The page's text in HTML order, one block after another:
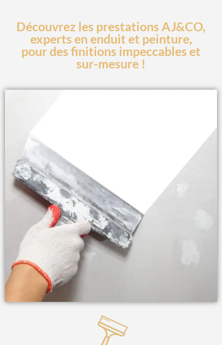
Découvrez les prestations AJ&CO,
experts en enduit et peinture,
pour des finitions impeccables et
sur-mesure !